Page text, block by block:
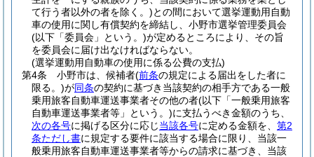
て行う者以外の者を除く。)との間において選挙運動用自動
車の使用に関し有償契約を締結し、小野市選挙管理委員会
(以下「委員会」という。)が定めるところにより、その旨
を委員会に届け出なければならない。
(選挙運動用自動車の使用に係る公費の支払)
第4条
小野市は、候補者(前条の規定による届出をした者に
限る。)が同条の契約に基づき当該契約の相手方である一般
乗用旅客自動車運送事業者その他の者(以下「一般乗用旅客
自動車運送事業者等」という。)に支払うべき金額のうち、
次の各号に掲げる区分に応じ当該各号に定める金額を、 第2
条ただし書に規定する要件に該当する場合に限り、当該一
般乗用旅客自動車運送事業者等からの請求に基づき、当該